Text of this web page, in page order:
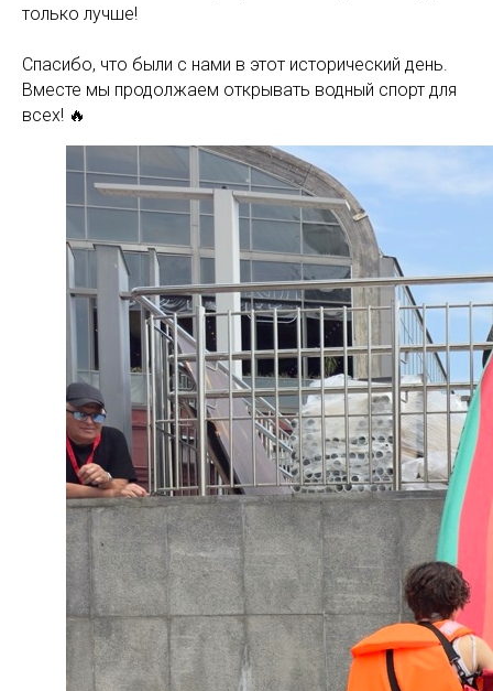
только лучше!
Спасибо, что были с нами в этот исторический день.
Вместе мы продолжаем открывать водный спорт для
всех! 🔥